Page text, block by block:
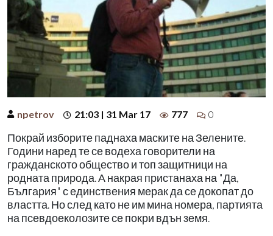
npetrov 21:03 | 31 Mar 17 777 0
Покрай изборите паднаха маските на Зелените.
Години наред те се водеха говорители на
гражданското общество и топ защитници на
родната природа. А накрая пристанаха на "Да,
България" с единствения мерак да се докопат до
властта. Но след като не им мина номера, партията
на псевдоеколозите се покри вдън земя.